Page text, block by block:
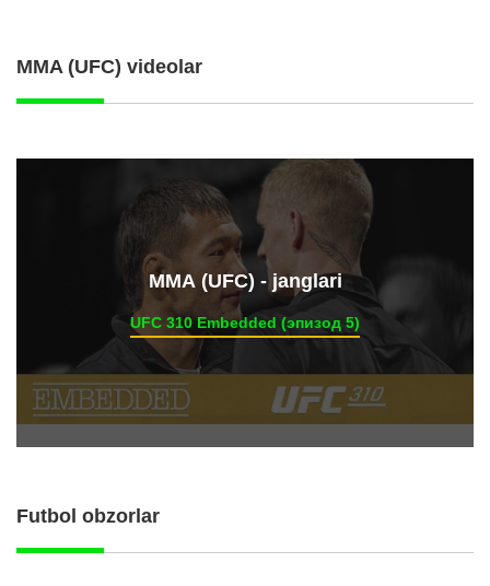
MMA (UFC) videolar
ММА (UFC) - janglari
UFC 310 Embedded (эпизод 5)
Futbol obzorlar